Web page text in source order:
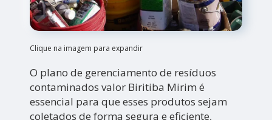
Clique na imagem para expandir
O plano de gerenciamento de resíduos
contaminados valor Biritiba Mirim é
essencial para que esses produtos sejam
coletados de forma segura e eficiente,